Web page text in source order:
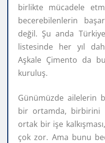
birlikte mücadele
becerebilenlerin
değil. Şu anda
listesinde her yıl
Aşkale Çimento da
kuruluş.
Günümüzde ailelerin
bir ortamda, birbirini
ortak bir işe
çok zor. Ama bunu